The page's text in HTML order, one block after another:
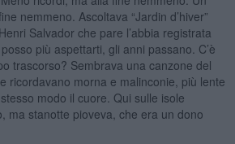
nemmeno. Ascoltava “Jardin d’hiver”
Salvador che pare l’abbia registrata
più aspettarti, gli anni passano. C’è
trascorso? Sembrava una canzone del
ricordavano morna e malinconie, più lente
modo il cuore. Qui sulle isole
ma stanotte pioveva, che era un dono